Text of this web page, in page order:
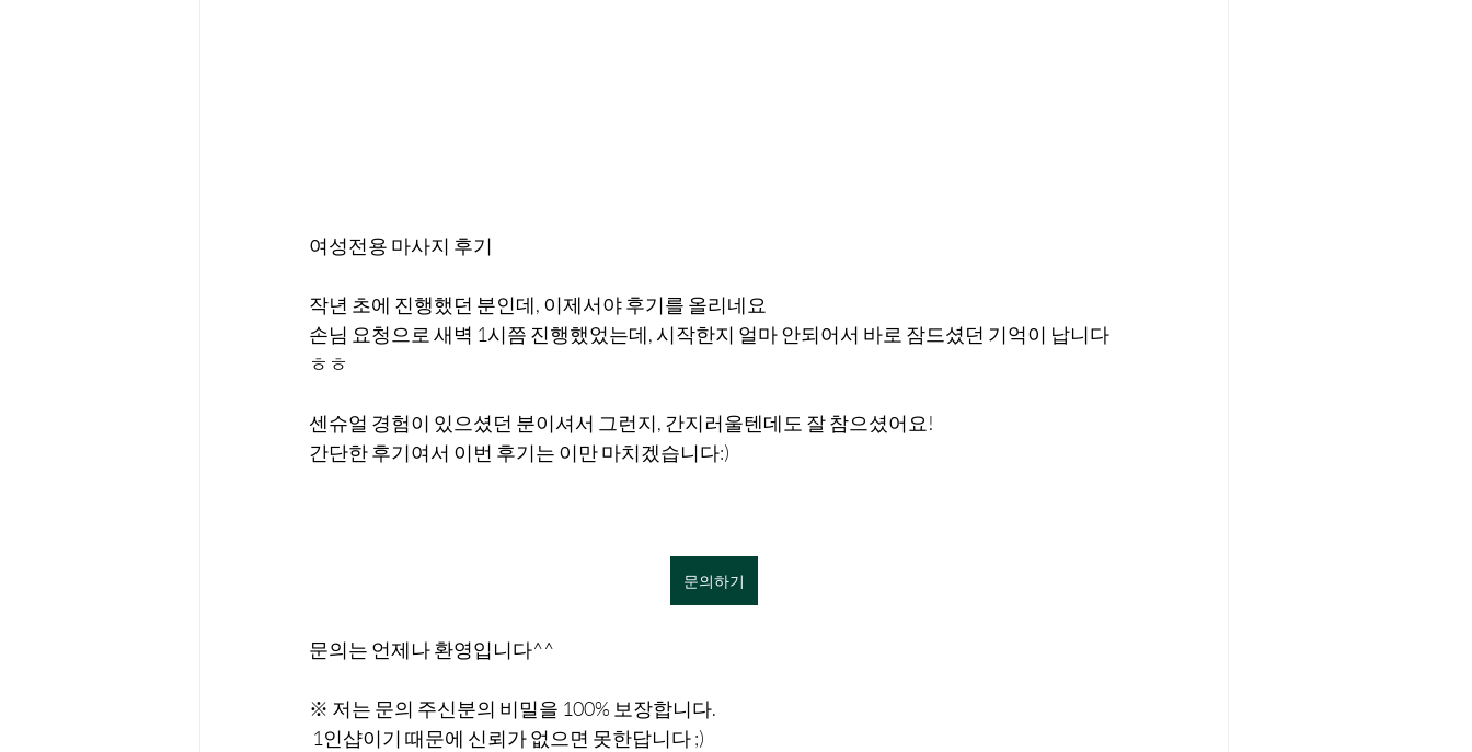
여성전용 마사지 후기
작년 초에 진행했던 분인데, 이제서야 후기를 올리네요
손님 요청으로 새벽 1시쯤 진행했었는데, 시작한지 얼마 안되어서 바로 잠드셨던 기억이 납니다
ㅎㅎ
센슈얼 경험이 있으셨던 분이셔서 그런지, 간지러울텐데도 잘 참으셨어요!
간단한 후기여서 이번 후기는 이만 마치겠습니다:)
문의하기
문의는 언제나 환영입니다^^
※ 저는 문의 주신분의 비밀을 100% 보장합니다.
1인샵이기 때문에 신뢰가 없으면 못한답니다 ;)